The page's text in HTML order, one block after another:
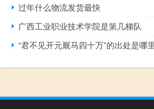
过年什么物流发货最快
广西工业职业技术学院是第几梯队
“君不见开元厩马四十万”的出处是哪里